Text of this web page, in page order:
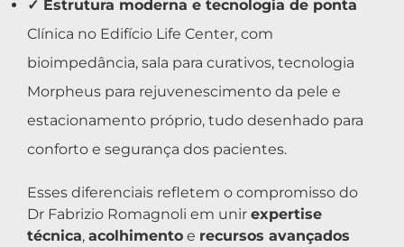
✓ Estrutura moderna e tecnologia de ponta
Clínica no Edifício Life Center, com
bioimpedância, sala para curativos, tecnologia
Morpheus para rejuvenescimento da pele e
estacionamento próprio, tudo desenhado para
conforto e segurança dos pacientes.
Esses diferenciais refletem o compromisso do
Dr Fabrizio Romagnoli em unir expertise
técnica, acolhimento e recursos avançados